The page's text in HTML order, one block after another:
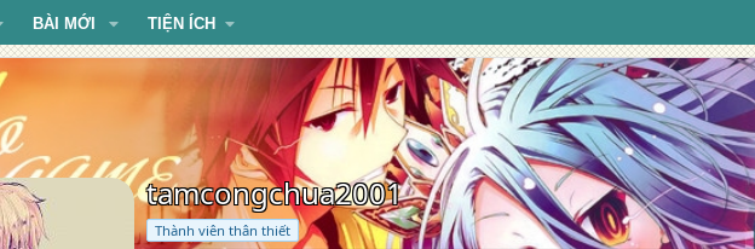
BÀI MỚI TIỆN ÍCH
tamcongchua2001
Thành viên thân thiết